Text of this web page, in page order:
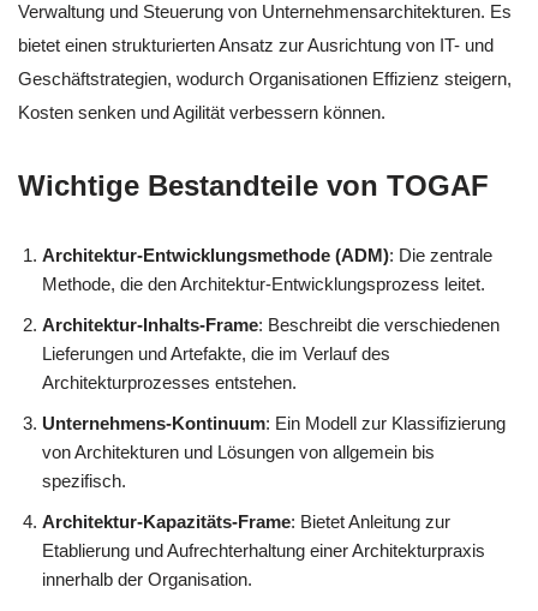
Verwaltung und Steuerung von Unternehmensarchitekturen. Es
bietet einen strukturierten Ansatz zur Ausrichtung von IT- und
Geschäftstrategien, wodurch Organisationen Effizienz steigern,
Kosten senken und Agilität verbessern können.
Wichtige Bestandteile von TOGAF
Architektur-Entwicklungsmethode (ADM): Die zentrale
Methode, die den Architektur-Entwicklungsprozess leitet.
Architektur-Inhalts-Frame: Beschreibt die verschiedenen
Lieferungen und Artefakte, die im Verlauf des
Architekturprozesses entstehen.
Unternehmens-Kontinuum: Ein Modell zur Klassifizierung
von Architekturen und Lösungen von allgemein bis
spezifisch.
Architektur-Kapazitäts-Frame: Bietet Anleitung zur
Etablierung und Aufrechterhaltung einer Architekturpraxis
innerhalb der Organisation.